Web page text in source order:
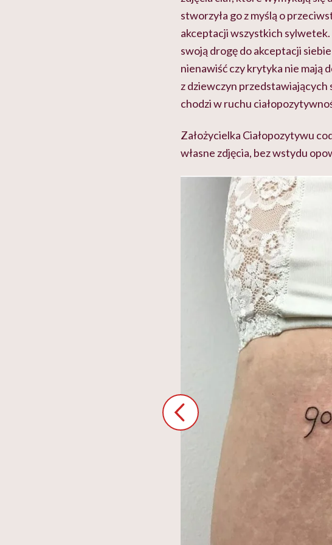
stworzyła go z myślą o
akceptacji wszystkich sylwetek.
swoją drogę do akceptacji
nienawiść czy krytyka nie mają
z dziewczyn przedstawiających
chodzi w ruchu
Założycielka Ciałopozytywu
własne zdjęcia, bez wstydu